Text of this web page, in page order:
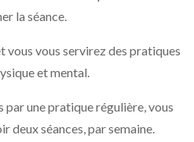
la séance.
vous vous servirez des pratiques
et mental.
une pratique régulière, vous
deux séances, par semaine.